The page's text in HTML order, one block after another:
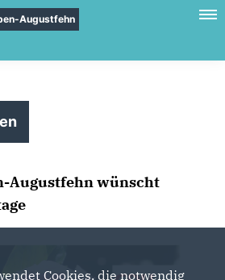
Augustfehn
Augustfehn wünscht
Cookies, die notwendig